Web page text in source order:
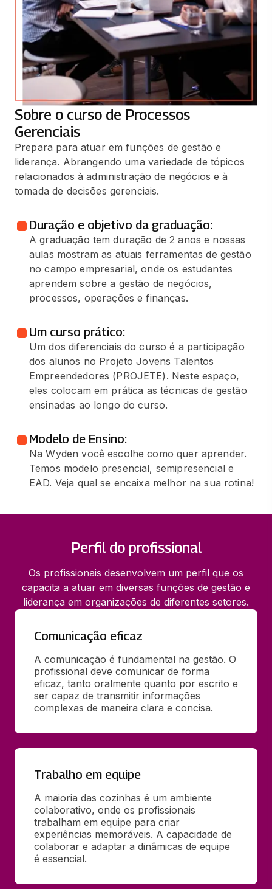
Sobre o curso de Processos
Gerenciais
Prepara para atuar em funções de gestão e
liderança. Abrangendo uma variedade de tópicos
relacionados à administração de negócios e à
tomada de decisões gerenciais.
Duração e objetivo da graduação:
A graduação tem duração de 2 anos e nossas
aulas mostram as atuais ferramentas de gestão
no campo empresarial, onde os estudantes
aprendem sobre a gestão de negócios,
processos, operações e finanças.
Um curso prático:
Um dos diferenciais do curso é a participação
dos alunos no Projeto Jovens Talentos
Empreendedores (PROJETE). Neste espaço,
eles colocam em prática as técnicas de gestão
ensinadas ao longo do curso.
Modelo de Ensino:
Na Wyden você escolhe como quer aprender.
Temos modelo presencial, semipresencial e
EAD. Veja qual se encaixa melhor na sua rotina!
Perfil do profissional
Os profissionais desenvolvem um perfil que os
capacita a atuar em diversas funções de gestão e
liderança em organizações de diferentes setores.
Comunicação eficaz
A comunicação é fundamental na gestão. O
profissional deve comunicar de forma
eficaz, tanto oralmente quanto por escrito e
ser capaz de transmitir informações
complexas de maneira clara e concisa.
Trabalho em equipe
A maioria das cozinhas é um ambiente
colaborativo, onde os profissionais
trabalham em equipe para criar
experiências memoráveis. A capacidade de
colaborar e adaptar a dinâmicas de equipe
é essencial.